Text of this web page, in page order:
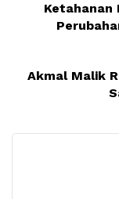
Ketahanan
Akmal Malik